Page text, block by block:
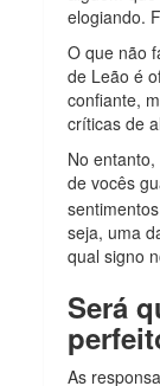
elogiando.
O que não
de Leão é
confiante,
críticas de
No
de vocês
seja, uma
qual signo
Será
As